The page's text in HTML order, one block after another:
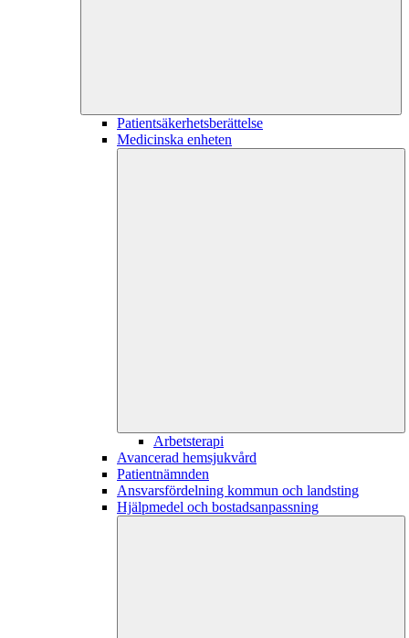
Patientsäkerhetsberättelse
Medicinska enheten
Arbetsterapi
Avancerad hemsjukvård
Patientnämnden
Ansvarsfördelning kommun och landsting
Hjälpmedel och bostadsanpassning